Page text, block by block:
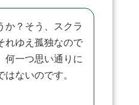
か？そう、スクラ
れゆえ孤独なので
何一つ思い通りに
ないのです。